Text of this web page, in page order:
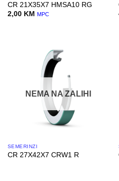
CR 21X35X7 HMSA10 RG
2,00 KM MPC
NEMA NA ZALIHI
SEMERINZI
CR 27X42X7 CRW1 R